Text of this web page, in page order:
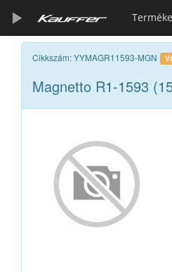
Szerszámkatalógus
Kosár
Alkatrészek
Cikkszám: YYMAGR11593-MGN
Magnetto R1-1593